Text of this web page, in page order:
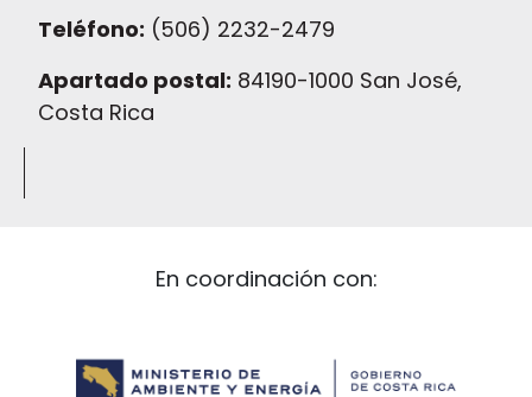
Teléfono: (506) 2232-2479
Apartado postal: 84190-1000 San José,
Costa Rica
En coordinación con: